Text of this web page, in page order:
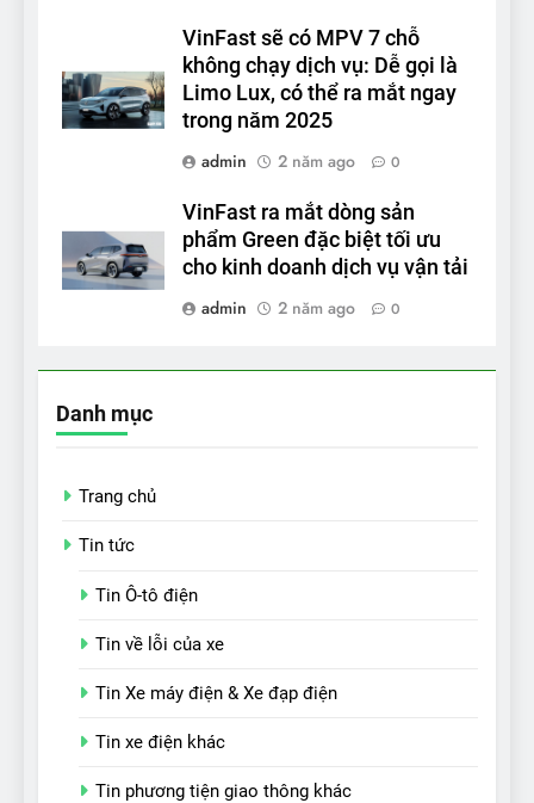
VinFast sẽ có MPV 7 chỗ
không chạy dịch vụ: Dễ gọi là
Limo Lux, có thể ra mắt ngay
trong năm 2025
admin
2 năm ago 0
VinFast ra mắt dòng sản
phẩm Green đặc biệt tối ưu
cho kinh doanh dịch vụ vận tải
admin
2 năm ago 0
Danh mục
Trang chủ
Tin tức
Tin Ô-tô điện
Tin về lỗi của xe
Tin Xe máy điện & Xe đạp điện
Tin xe điện khác
Tin phương tiện giao thông khác